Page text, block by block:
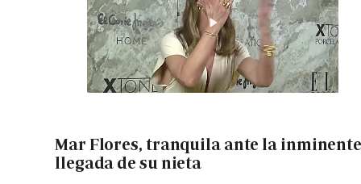
Mar Flores, tranquila ante la
llegada de su nieta